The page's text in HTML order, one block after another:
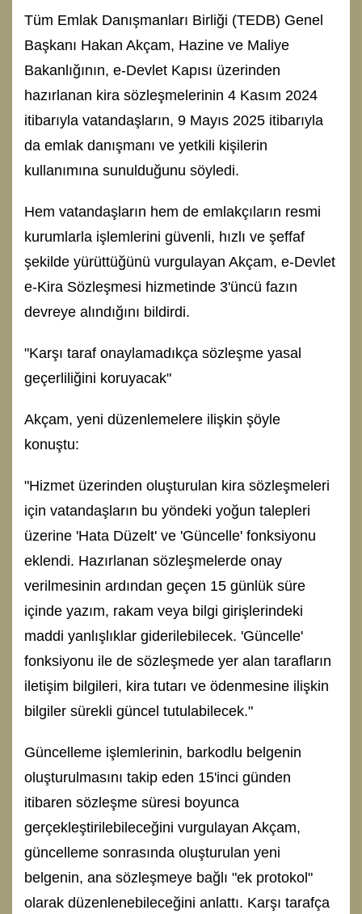
Tüm Emlak Danışmanları Birliği (TEDB) Genel
Başkanı Hakan Akçam, Hazine ve Maliye
Bakanlığının, e-Devlet Kapısı üzerinden
hazırlanan kira sözleşmelerinin 4 Kasım 2024
itibarıyla vatandaşların, 9 Mayıs 2025 itibarıyla
da emlak danışmanı ve yetkili kişilerin
kullanımına sunulduğunu söyledi.
Hem vatandaşların hem de emlakçıların resmi
kurumlarla işlemlerini güvenli, hızlı ve şeffaf
şekilde yürüttüğünü vurgulayan Akçam, e-Devlet
e-Kira Sözleşmesi hizmetinde 3'üncü fazın
devreye alındığını bildirdi.
"Karşı taraf onaylamadıkça sözleşme yasal
geçerliliğini koruyacak"
Akçam, yeni düzenlemelere ilişkin şöyle
konuştu:
"Hizmet üzerinden oluşturulan kira sözleşmeleri
için vatandaşların bu yöndeki yoğun talepleri
üzerine 'Hata Düzelt' ve 'Güncelle' fonksiyonu
eklendi. Hazırlanan sözleşmelerde onay
verilmesinin ardından geçen 15 günlük süre
içinde yazım, rakam veya bilgi girişlerindeki
maddi yanlışlıklar giderilebilecek. 'Güncelle'
fonksiyonu ile de sözleşmede yer alan tarafların
iletişim bilgileri, kira tutarı ve ödenmesine ilişkin
bilgiler sürekli güncel tutulabilecek."
Güncelleme işlemlerinin, barkodlu belgenin
oluşturulmasını takip eden 15'inci günden
itibaren sözleşme süresi boyunca
gerçekleştirilebileceğini vurgulayan Akçam,
güncelleme sonrasında oluşturulan yeni
belgenin, ana sözleşmeye bağlı "ek protokol"
olarak düzenlenebileceğini anlattı. Karşı tarafça